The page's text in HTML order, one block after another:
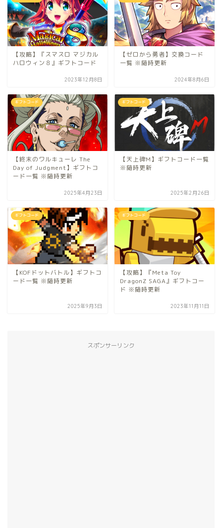
【攻略】『スマスロ マジカル
ハロウィン８』ギフトコード
2023年12月8日
【ゼロから勇者】交換コード
一覧 ※随時更新
2024年8月6日
ギフトコード
【終末のワルキューレ The
Day of Judgment】ギフトコ
ード一覧 ※随時更新
2025年4月23日
ギフトコード
【天上碑M】ギフトコード一覧
※随時更新
2025年2月26日
ギフトコード
【KOFドットバトル】ギフトコ
ード一覧 ※随時更新
2025年9月3日
ギフトコード
【攻略】『Meta Toy
DragonZ SAGA』ギフトコー
ド ※随時更新
2023年11月11日
スポンサーリンク